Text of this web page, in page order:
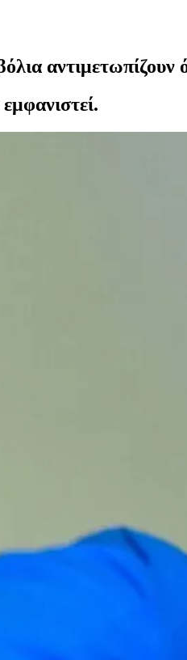
αντιμετωπίζουν